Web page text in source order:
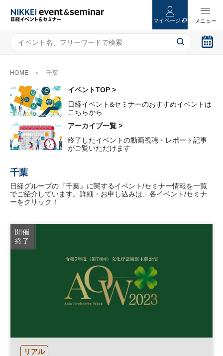
マイページ
HOME 千葉
イベントTOP >
日経イベント&セミナーのおすすめイベントは
こちらから
アーカイブ一覧 >
終了したイベントの動画視聴・レポート記事
がご覧いただけます
千葉
日経グループの『千葉』に関するイベント/セミナー情報を一覧
でご紹介しています。詳細・お申し込みは、各イベント/セミナ
ーをクリック！
開催
終了
リアル